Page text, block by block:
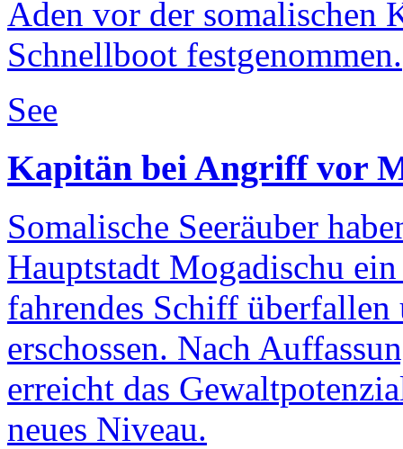
Aden vor der somalischen
Schnellboot festgenommen.
See
Kapitän bei Angriff vor
Somalische Seeräuber
Hauptstadt Mogadischu
fahrendes Schiff
erschossen. Nach
erreicht das
neues Niveau.